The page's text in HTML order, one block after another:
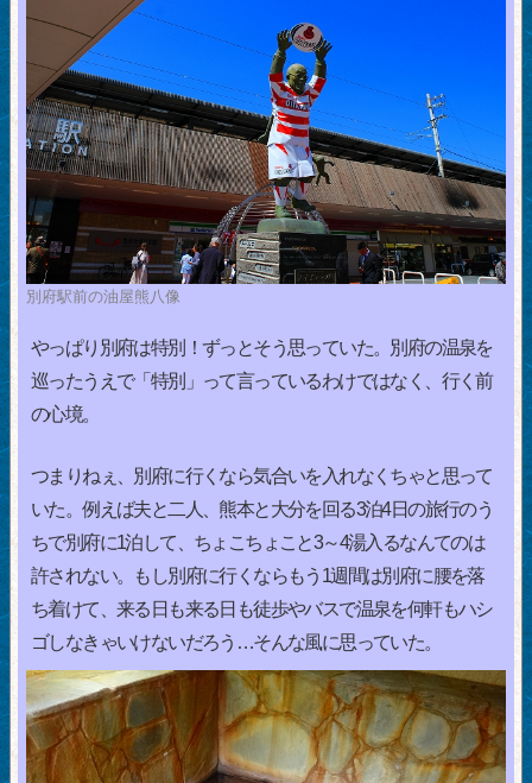
別府駅前の油屋熊八像
やっぱり別府は特別！ずっとそう思っていた。別府の温泉を
巡ったうえで「特別」って言っているわけではなく、行く前
の心境。
つまりねぇ、別府に行くなら気合いを入れなくちゃと思って
いた。例えば夫と二人、熊本と大分を回る3泊4日の旅行のう
ちで別府に1泊して、ちょこちょこと3～4湯入るなんてのは
許されない。もし別府に行くならもう1週間は別府に腰を落
ち着けて、来る日も来る日も徒歩やバスで温泉を何軒もハシ
ゴしなきゃいけないだろう…そんな風に思っていた。